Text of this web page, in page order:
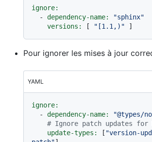
ignore:
-
dependency-name:
"sphinx"
versions:
[ "[1.1,)"
Pour ignorer les mises à jour
YAML
ignore:
-
dependency-name:
"@types/
# Ignore patch updates for
update-types:
[ "version-